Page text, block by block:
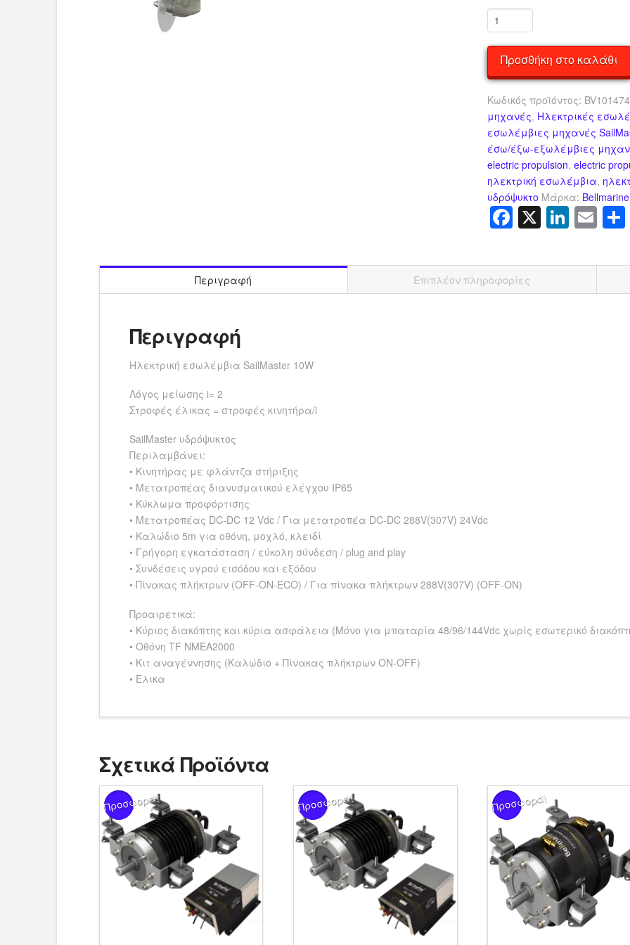
Ηλεκτρική
εσωλέμβια
SailMaster
10W
ποσότητα
Προσθήκη στο καλάθι
Κωδικός προϊόντος:
μηχανές, Ηλεκτρικές
εσωλέμβιες μηχανές
έσω/έξω-εξωλέμβιες
electric propulsion,electric
ηλεκτρική εσωλέμβια,
υδρόψυκτο Μάρκα: Bellmarine
Facebook
X
Περιγραφή Επιπλέον πληροφορίες
Περιγραφή
Ηλεκτρική εσωλέμβια SailMaster 10W
Λόγος μείωσης i= 2
Στροφές έλικας = στροφές κινητήρα/i
SailMaster υδρόψυκτος
Περιλαμβάνει:
• Κινητήρας με φλάντζα στήριξης
• Μετατροπέας διανυσματικού ελέγχου IP65
• Κύκλωμα προφόρτισης
• Μετατροπέας DC-DC 12 Vdc / Για μετατροπέα DC-DC 288V(307V) 24Vdc
• Καλώδιο 5m για οθόνη, μοχλό, κλειδί
• Γρήγορη εγκατάσταση / εύκολη σύνδεση / plug and play
• Συνδέσεις υγρού εισόδου και εξόδου
• Πίνακας πλήκτρων (OFF-ON-ECO) / Για πίνακα πλήκτρων 288V(307V) (OFF-ON)
Προαιρετικά:
• Κύριος διακόπτης και κύρια ασφάλεια (Μόνο για μπαταρία 48/96/144Vdc χωρίς εσωτερικό
• Οθόνη TF NMEA2000
• Κιτ αναγέννησης (Καλώδιο + Πίνακας πλήκτρων ON-OFF)
• Έλικα
Σχετικά Προϊόντα
Προσφορά! Προσφορά! Προσφορά!